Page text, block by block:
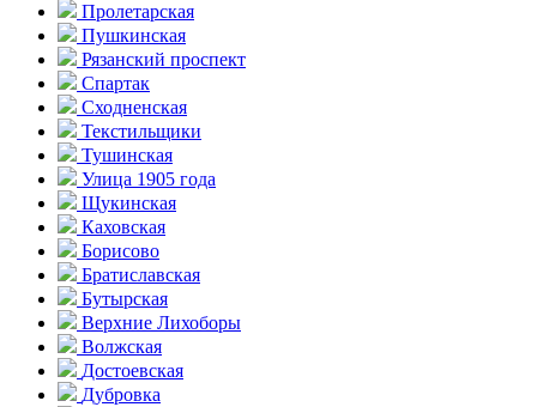
Пролетарская
Пушкинская
Рязанский проспект
Спартак
Сходненская
Текстильщики
Тушинская
Улица 1905 года
Щукинская
Каховская
Борисово
Братиславская
Бутырская
Верхние Лихоборы
Волжская
Достоевская
Дубровка